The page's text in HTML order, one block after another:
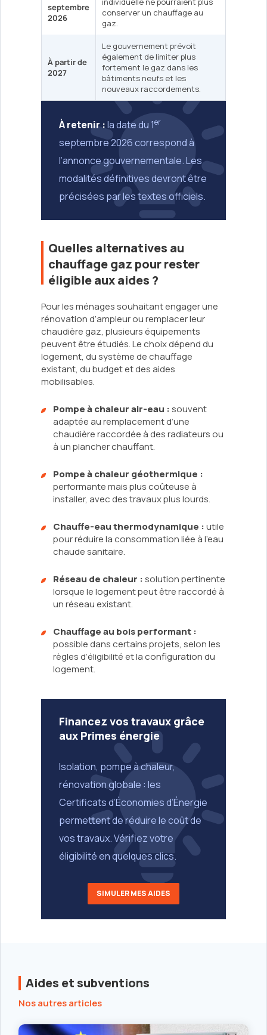
septembre
2026
conserver un chauffage au
gaz.
À partir de
2027
Le gouvernement prévoit
également de limiter plus
fortement le gaz dans les
bâtiments neufs et les
nouveaux raccordements.
À retenir :la date du 1er
septembre 2026 correspond à
l’annonce gouvernementale. Les
modalités définitives devront être
précisées par les textes officiels.
Quelles alternatives au
chauffage gaz pour rester
éligible aux aides ?
Pour les ménages souhaitant engager une
rénovation d’ampleur ou remplacer leur
chaudière gaz, plusieurs équipements
peuvent être étudiés. Le choix dépend du
logement, du système de chauffage
existant, du budget et des aides
mobilisables.
Pompe à chaleur air-eau :souvent
adaptée au remplacement d’une
chaudière raccordée à des radiateurs ou
à un plancher chauffant.
Pompe à chaleur géothermique :
performante mais plus coûteuse à
installer, avec des travaux plus lourds.
Chauffe-eau thermodynamique :utile
pour réduire la consommation liée à l’eau
chaude sanitaire.
Réseau de chaleur :solution pertinente
lorsque le logement peut être raccordé à
un réseau existant.
Chauffage au bois performant :
possible dans certains projets, selon les
règles d’éligibilité et la configuration du
logement.
Financez vos travaux grâce
aux Primes énergie
Isolation, pompe à chaleur,
rénovation globale : les
Certificats d’Économies d’Énergie
permettent de réduire le coût de
vos travaux. Vérifiez votre
éligibilité en quelques clics.
SIMULER MES AIDES
Aides et subventions
Nos autres articles